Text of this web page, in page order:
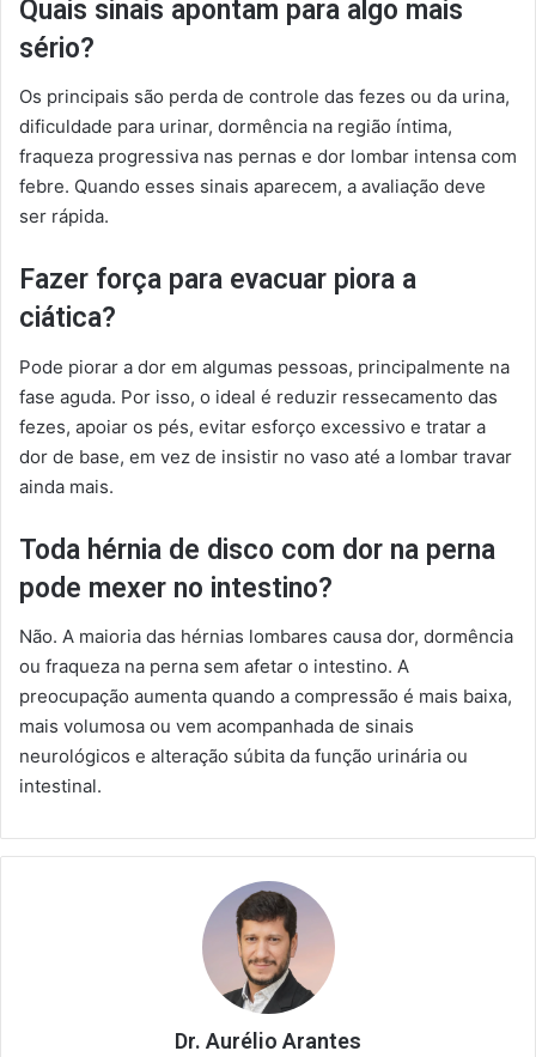
Quais sinais apontam para algo mais
sério?
Os principais são perda de controle das fezes ou da urina,
dificuldade para urinar, dormência na região íntima,
fraqueza progressiva nas pernas e dor lombar intensa com
febre. Quando esses sinais aparecem, a avaliação deve
ser rápida.
Fazer força para evacuar piora a
ciática?
Pode piorar a dor em algumas pessoas, principalmente na
fase aguda. Por isso, o ideal é reduzir ressecamento das
fezes, apoiar os pés, evitar esforço excessivo e tratar a
dor de base, em vez de insistir no vaso até a lombar travar
ainda mais.
Toda hérnia de disco com dor na perna
pode mexer no intestino?
Não. A maioria das hérnias lombares causa dor, dormência
ou fraqueza na perna sem afetar o intestino. A
preocupação aumenta quando a compressão é mais baixa,
mais volumosa ou vem acompanhada de sinais
neurológicos e alteração súbita da função urinária ou
intestinal.
Dr. Aurélio Arantes